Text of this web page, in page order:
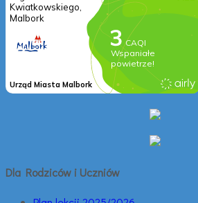
Dla Rodziców i Uczniów